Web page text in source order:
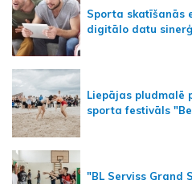
Sporta skatīšanās
digitālo datu
Liepājas pludmalē
sporta festivāls
"BL Serviss Grand